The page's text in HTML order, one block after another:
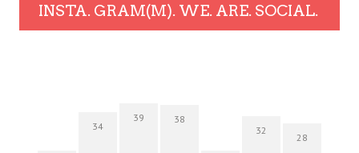
INSTA. GRAM(M). WE. ARE. SOCIAL.
34
39 38
32
28